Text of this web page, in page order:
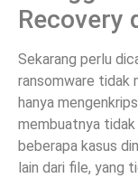
Recovery
Sekarang perlu
ransomware tidak
hanya
membuatnya tidak
beberapa kasus
lain dari file, yang